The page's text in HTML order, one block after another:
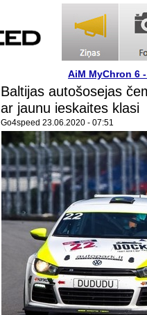
AiM MyChron 6
Baltijas autošosejas
ar jaunu ieskaites klasi
Go4speed 23.06.2020 - 07:51